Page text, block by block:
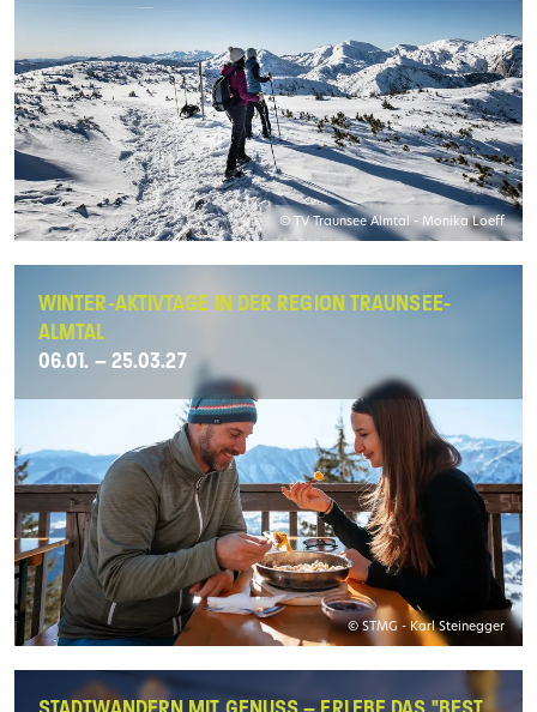
© TV Traunsee Almtal - Monika Loeff
WINTER-AKTIVTAGE IN DER REGION TRAUNSEE-
ALMTAL
06.01. – 25.03.27
© STMG - Karl Steinegger